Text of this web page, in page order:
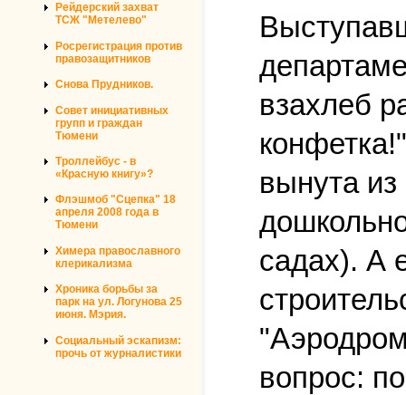
Рейдерский захват
ТСЖ "Метелево"
Росрегистрация против
правозащитников
Снова Прудников.
Совет инициативных
групп и граждан
Тюмени
Троллейбус - в
«Красную книгу»?
Флэшмоб "Сцепка" 18
апреля 2008 года в
Тюмени
Химера православного
клерикализма
Хроника борьбы за
парк на ул. Логунова 25
июня. Мэрия.
Социальный эскапизм:
прочь от журналистики
взахлеб
вынута
садах). А
вопрос: